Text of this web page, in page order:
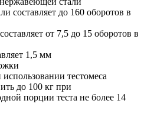
составляет до 160 оборотов в
от 7,5 до 15 оборотов в
1,5 мм
тестомеса
до 100 кг при
порции теста не более 14